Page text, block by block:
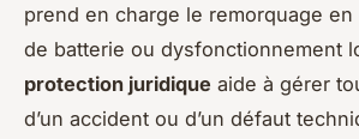
prend en charge le remorquage en
de batterie ou dysfonctionnement
protection juridique aide à gérer
d’un accident ou d’un défaut